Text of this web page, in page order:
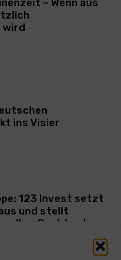
– Wenn aus
ins Visier
123 Invest setzt
und stellt
Ihre Rechte als